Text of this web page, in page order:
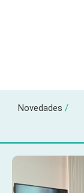
Novedades /